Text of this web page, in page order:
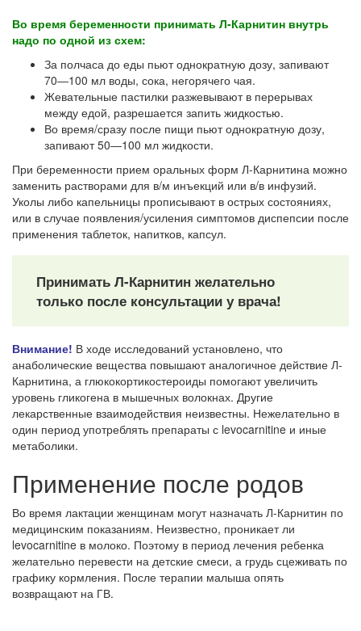
Во время беременности принимать Л-Карнитин внутрь
надо по одной из схем:
За полчаса до еды пьют однократную дозу, запивают
70―100 мл воды, сока, негорячего чая.
Жевательные пастилки разжевывают в перерывах
между едой, разрешается запить жидкостью.
Во время/сразу после пищи пьют однократную дозу,
запивают 50―100 мл жидкости.
При беременности прием оральных форм Л-Карнитина можно
заменить растворами для в/м инъекций или в/в инфузий.
Уколы либо капельницы прописывают в острых состояниях,
или в случае появления/усиления симптомов диспепсии после
применения таблеток, напитков, капсул.
Принимать Л-Карнитин желательно
только после консультации у врача!
Внимание! В ходе исследований установлено, что
анаболические вещества повышают аналогичное действие Л-
Карнитина, а глюкокортикостероиды помогают увеличить
уровень гликогена в мышечных волокнах. Другие
лекарственные взаимодействия неизвестны. Нежелательно в
один период употреблять препараты с levocarnitine и иные
метаболики.
Применение после родов
Во время лактации женщинам могут назначать Л-Карнитин по
медицинским показаниям. Неизвестно, проникает ли
levocarnitine в молоко. Поэтому в период лечения ребенка
желательно перевести на детские смеси, а грудь сцеживать по
графику кормления. После терапии малыша опять
возвращают на ГВ.